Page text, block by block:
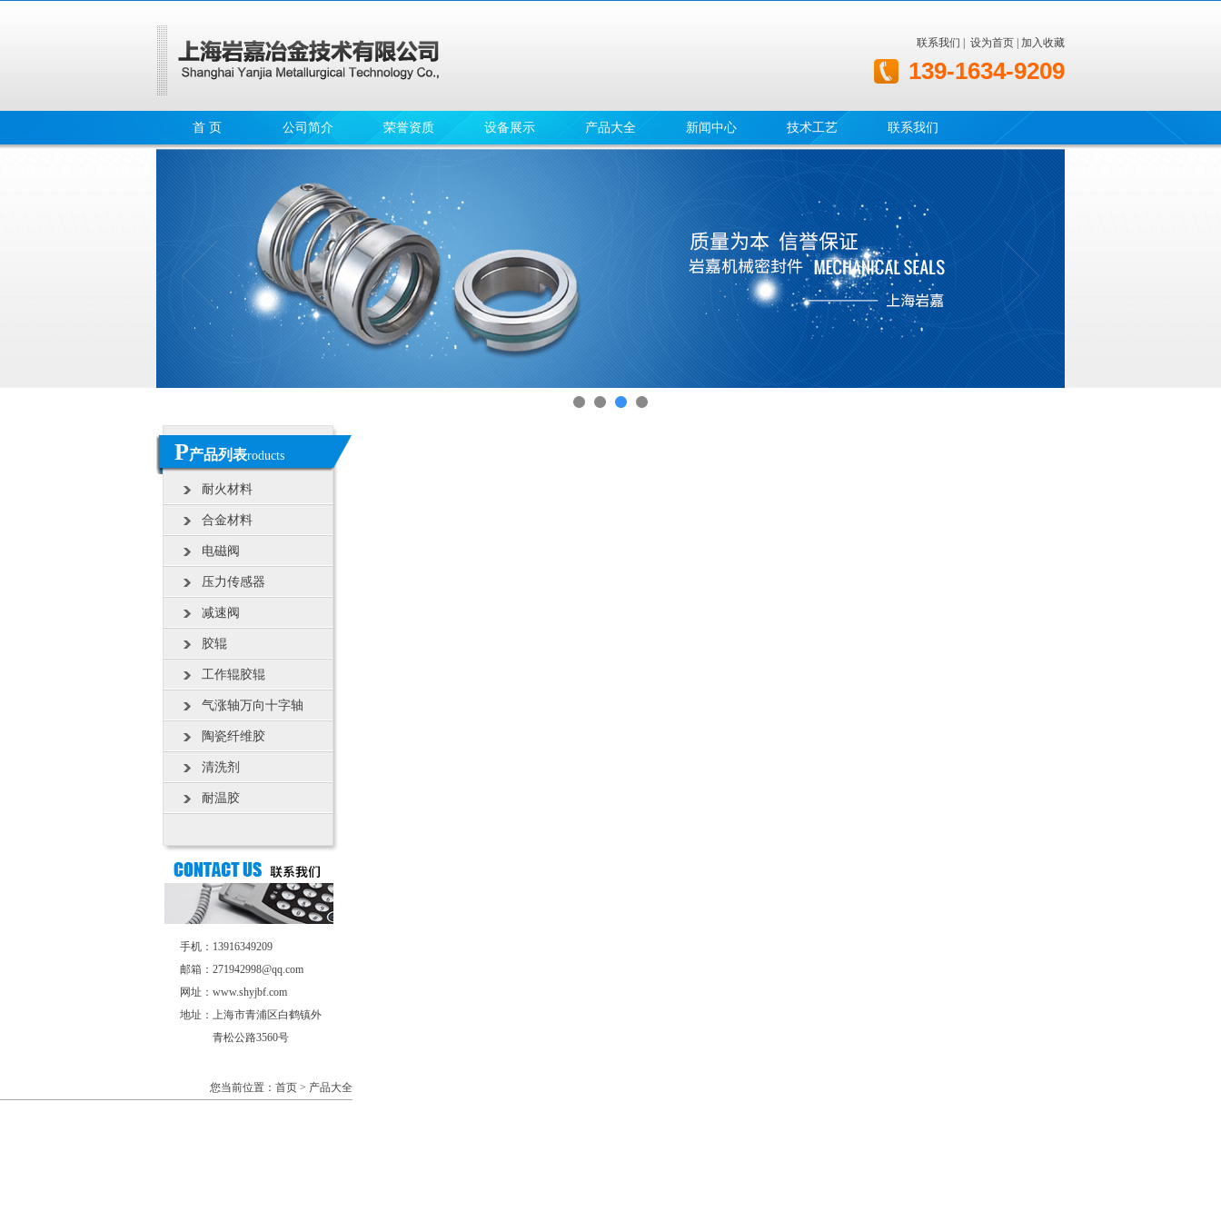
联系我们 设为首页 加入收藏
139-1634-9209
首 页 公司简介 荣誉资质 设备展示 产品大全 新闻中心 技术工艺 联系我们
P产品列表roducts
耐火材料
合金材料
电磁阀
压力传感器
减速阀
胶辊
工作辊胶辊
气涨轴万向十字轴
陶瓷纤维胶
清洗剂
耐温胶
手机：13916349209
邮箱：271942998@qq.com
网址：www.shyjbf.com
地址：上海市青浦区白鹤镇外
青松公路3560号
您当前位置：首页 > 产品大全